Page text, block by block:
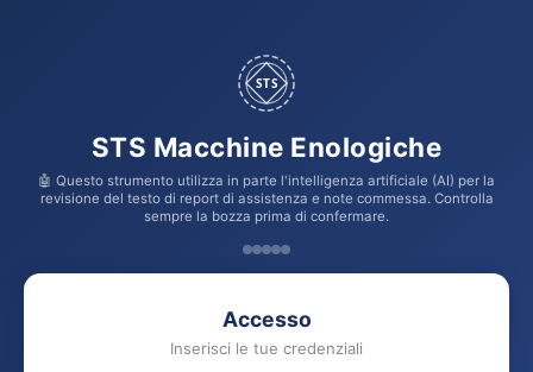
STS
STS Macchine Enologiche
🤖 Questo strumento utilizza in parte l'intelligenza artificiale (AI) per la
revisione del testo di report di assistenza e note commessa. Controlla
sempre la bozza prima di confermare.
Accesso
Inserisci le tue credenziali